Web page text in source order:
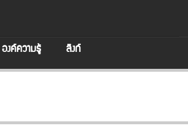
องค์ความรู้ ลิงก์